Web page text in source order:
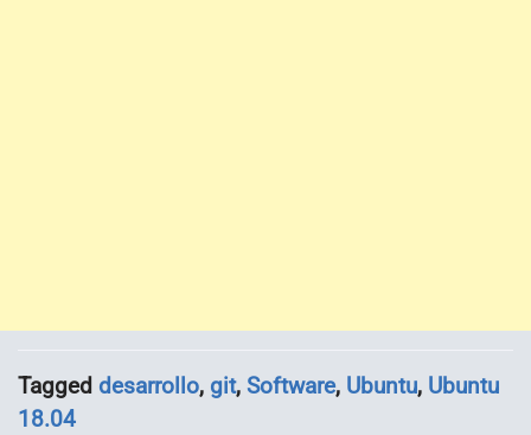
Tagged desarrollo, git, Software, Ubuntu, Ubuntu
18.04